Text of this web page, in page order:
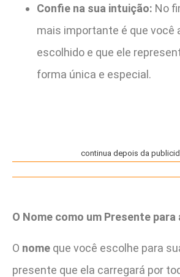
Confie na sua intuição: No
mais importante é que você
escolhido e que ele
forma única e especial.
continua depois da
O Nome como um Presente para
O nome que você escolhe para
presente que ela carregará por